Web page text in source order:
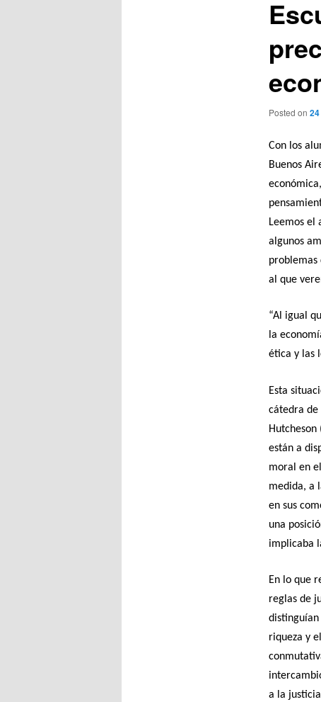
Posted on
Con los
Buenos
Leemos el
algunos
problemas
al que
“Al igual
la
ética y las
Esta
cátedra de
están a
moral en
medida, a
en sus
una
implicaba
En lo que
reglas de
riqueza y
a la